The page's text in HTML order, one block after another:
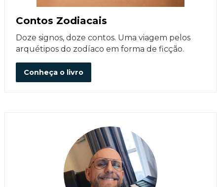
Contos Zodiacais
Doze signos, doze contos. Uma viagem pelos
arquétipos do zodíaco em forma de ficção.
Conheça o livro